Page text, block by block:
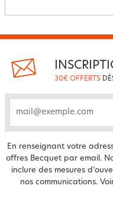
30€ OFFERTS
En renseignant votre
offres Becquet par email.
inclure des mesures
nos communications.